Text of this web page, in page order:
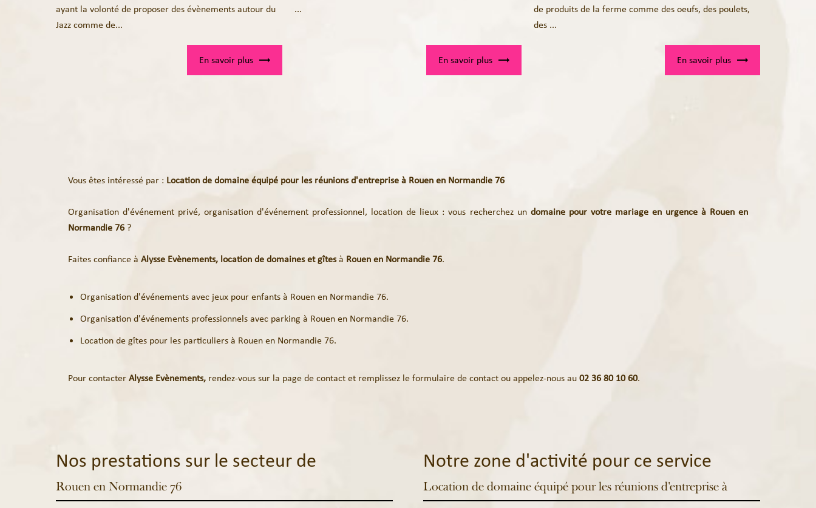
ayant la volonté de proposer des évènements autour du
Jazz comme de...
En savoir plus
...
En savoir plus
de produits de la ferme comme des oeufs, des poulets,
des ...
En savoir plus
Vous êtes intéressé par : Location de domaine équipé pour les réunions d'entreprise à Rouen en Normandie 76
Organisation d'événement privé, organisation d'événement professionnel, location de lieux : vous recherchez un domaine pour votre mariage enurgence à Rouen en
Normandie 76 ?
Faites confiance à Alysse Evènements, location de domaines et gîtesà Rouen en Normandie 76.
Organisation d'événements avec jeux pour enfants à Rouen en Normandie 76.
Organisation d'événements professionnels avec parking à Rouen en Normandie 76.
Location de gîtes pour les particuliers à Rouen en Normandie 76.
Pour contacterAlysse Evènements, rendez-vous sur la page de contact et remplissez leformulaire de contactou appelez-nous au02 36 80 10 60.
Nos prestations sur le secteur de
Rouen en Normandie 76
Notre zone d'activité pour ce service
Location de domaine équipé pour les réunions d'entreprise à